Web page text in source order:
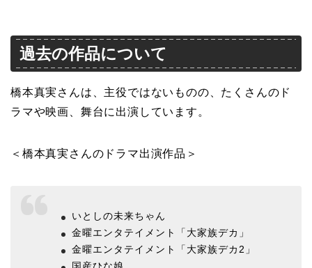
過去の作品について
橋本真実さんは、主役ではないものの、たくさんのド
ラマや映画、舞台に出演しています。
＜橋本真実さんのドラマ出演作品＞
いとしの未来ちゃん
金曜エンタテイメント「大家族デカ」
金曜エンタテイメント「大家族デカ2」